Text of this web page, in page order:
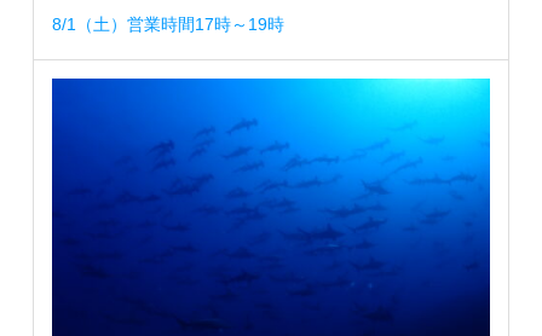
8/1（土）営業時間17時～19時